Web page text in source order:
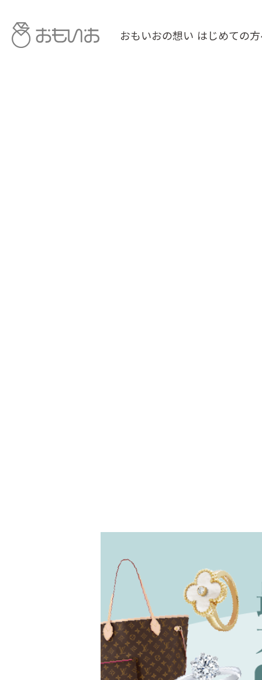
おもいおの想い はじめての